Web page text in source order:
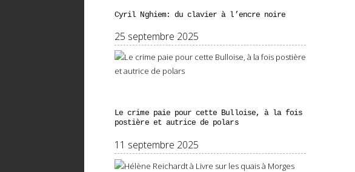
Cyril Nghiem: du clavier à l’encre noire
25 septembre 2025
Le crime paie pour cette Bulloise, à la fois
postière et autrice de polars
11 septembre 2025